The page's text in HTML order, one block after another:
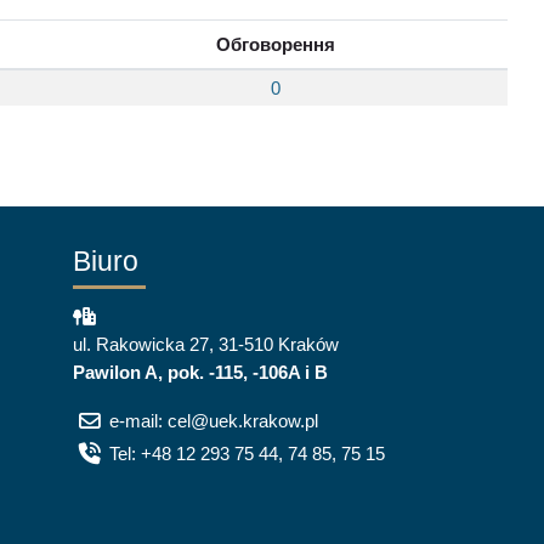
Обговорення
0
Biuro
ul. Rakowicka 27, 31-510 Kraków
Pawilon A, pok. -115, -106A i B
e-mail: cel@uek.krakow.pl
Tel: +48 12 293 75 44, 74 85, 75 15